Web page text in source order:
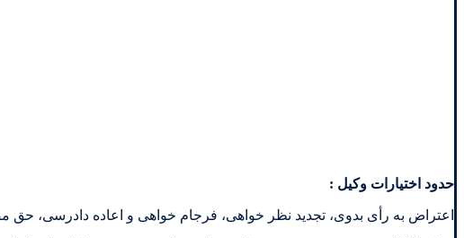
حدود اختیارات وکیل :
اعتراض به رأی بدوی، تجدید نظر خواهی، فرجام خواهی و اعاده دادرسی،